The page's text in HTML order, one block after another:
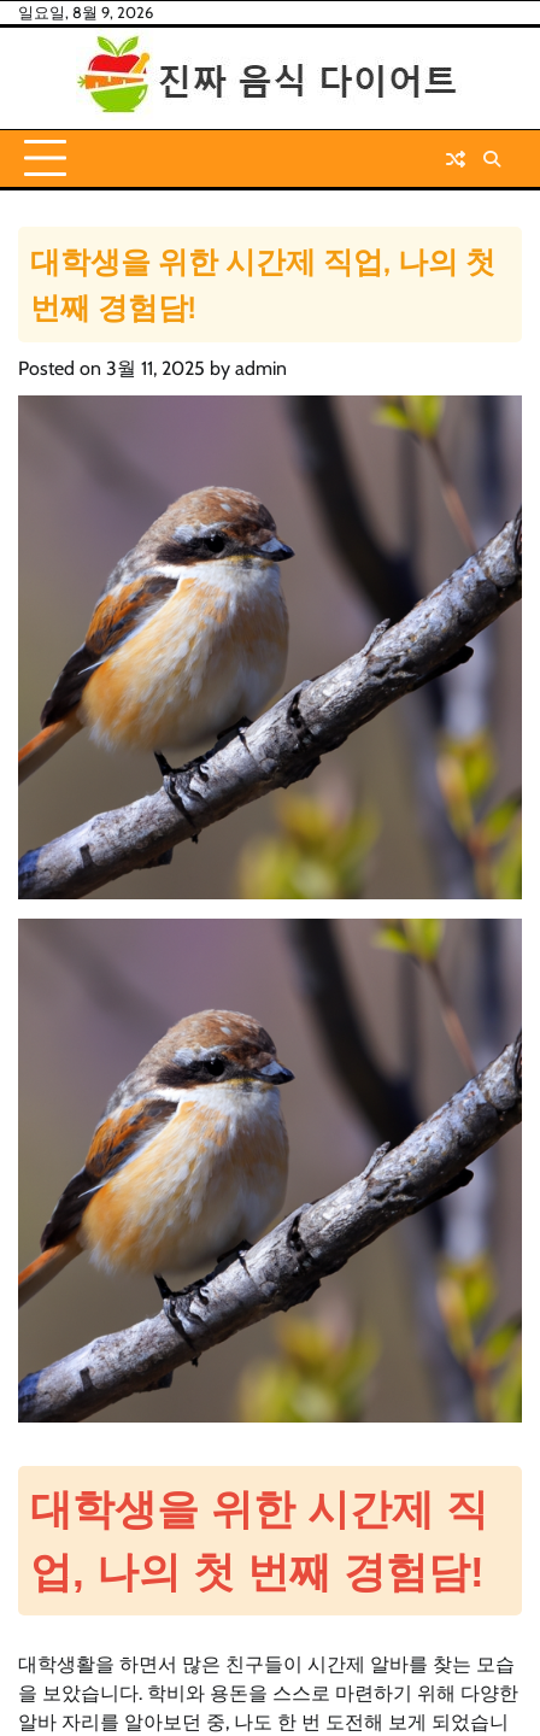
Skip일요일, 8월 9, 2026
대학생을 위한 시간제 직업, 나의 첫
번째 경험담!
Posted on 3월 11, 2025 by admin
대학생을 위한 시간제 직
업, 나의 첫 번째 경험담!
대학생활을 하면서 많은 친구들이 시간제 알바를 찾는 모습
을 보았습니다. 학비와 용돈을 스스로 마련하기 위해 다양한
알바 자리를 알아보던 중, 나도 한 번 도전해 보게 되었습니